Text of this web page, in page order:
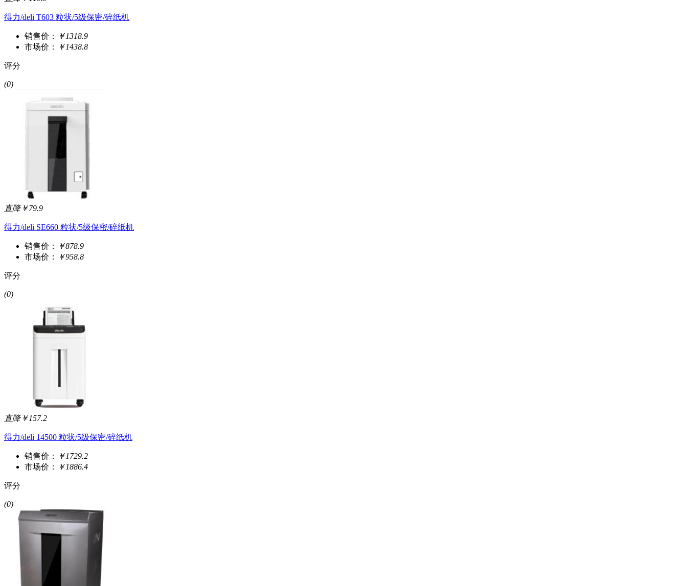
得力/deli T603 粒状/5级保密/碎纸机
销售价：
￥1318.9
市场价：
￥1438.8
评分
(0)
直降￥79.9
得力/deli SE660 粒状/5级保密/碎纸机
销售价：
￥878.9
市场价：
￥958.8
评分
(0)
直降￥157.2
得力/deli 14500 粒状/5级保密/碎纸机
销售价：
￥1729.2
市场价：
￥1886.4
评分
(0)